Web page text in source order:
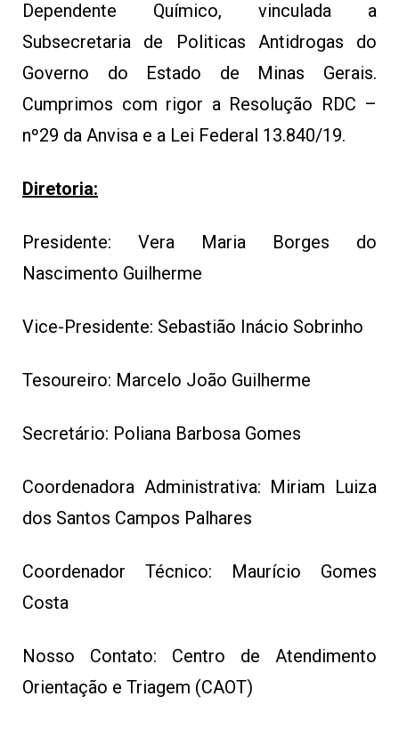
Dependente Químico, vinculada a
Subsecretaria de Politicas Antidrogas do
Governo do Estado de Minas Gerais.
Cumprimos com rigor a Resolução RDC –
nº29 da Anvisa e a Lei Federal 13.840/19.
Diretoria:
Presidente: Vera Maria Borges do
Nascimento Guilherme
Vice-Presidente: Sebastião Inácio Sobrinho
Tesoureiro: Marcelo João Guilherme
Secretário: Poliana Barbosa Gomes
Coordenadora Administrativa: Miriam Luiza
dos Santos Campos Palhares
Coordenador Técnico: Maurício Gomes
Costa
Nosso Contato: Centro de Atendimento
Orientação e Triagem (CAOT)